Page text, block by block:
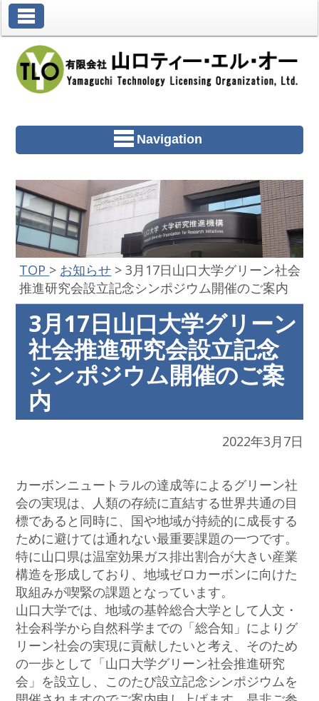
Navigation
TOP > お知らせ >3月17日山口大学グリーン社会
推進研究会設立記念シンポジウム開催のご案内
3月17日山口大学グリーン
社会推進研究会設立記念
シンポジウム開催のご案
内
2022年3月7日
カーボンニュートラルの達成等によるグリーン社
会の実現は、人類の存続に直結する世界共通の目
標であると同時に、国や地域が持続的に成長する
ために避けては通れない最重要課題の一つです。
特に山口県は温室効果ガス排出割合が大きい産業
構造を形成しており、地域ゼロカーボンに向けた
取組みが喫緊の課題となっています。
山口大学では、地域の基幹総合大学として人文・
社会科学から自然科学までの「総合知」によりグ
リーン社会の実現に貢献したいと考え、そのため
の一歩として「山口大学グリーン社会推進研究
会」を設立し、このたび設立記念シンポジウムを